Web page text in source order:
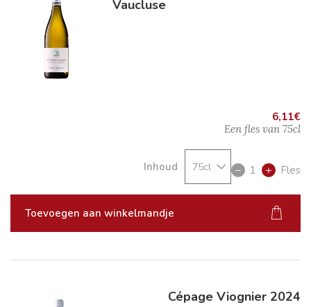
Vaucluse
6,11€
Een fles van 75cl
Inhoud 1 Fles
Toevoegen aan winkelmandje
Cépage Viognier 2024